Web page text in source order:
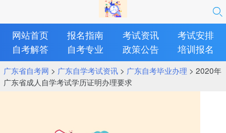
网站首页 报名指南 考试资讯
考试安排
自考解答
自考专业 政策公告 培训报名
广东省自考网 > 广东自学考试资讯> 广东自考毕业办理 > 2020年
广东省成人自学考试学历证明办理要求